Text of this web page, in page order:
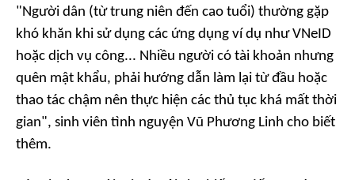
"Người dân (từ trung niên đến cao tuổi) thường gặp
khó khăn khi sử dụng các ứng dụng ví dụ như VNeID
hoặc dịch vụ công... Nhiều người có tài khoản nhưng
quên mật khẩu, phải hướng dẫn làm lại từ đầu hoặc
thao tác chậm nên thực hiện các thủ tục khá mất thời
gian", sinh viên tình nguyện Vũ Phương Linh cho biết
thêm.